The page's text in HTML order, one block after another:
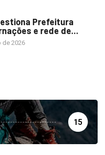
Prefeitura
e rede de...
de 2026
15